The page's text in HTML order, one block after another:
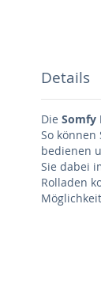
Details
Die Somfy
So können
bedienen
Sie dabei
Rolladen